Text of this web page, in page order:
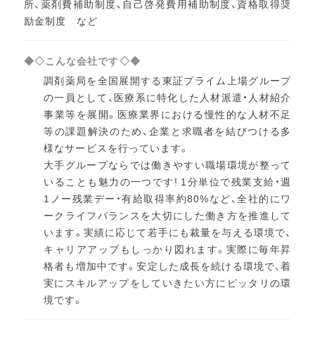
所、薬剤費補助制度、自己啓発費用補助制度、資格取得奨
励金制度 など
◆◇こんな会社です◇◆
調剤薬局を全国展開する東証プライム上場グループ
の一員として、医療系に特化した人材派遣・人材紹介
事業等を展開。医療業界における慢性的な人材不足
等の課題解決のため、企業と求職者を結びつける多
様なサービスを行っています。
大手グループならでは働きやすい職場環境が整って
いることも魅力の一つです! 1分単位で残業支給・週
1ノー残業デー・有給取得率約80%など、全社的にワ
ークライフバランスを大切にした働き方を推進して
います。実績に応じて若手にも裁量を与える環境で、
キャリアアップもしっかり図れます。実際に毎年昇
格者も増加中です。安定した成長を続ける環境で、着
実にスキルアップをしていきたい方にピッタリの環
境です。